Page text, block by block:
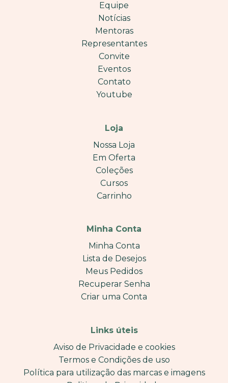
Equipe
Notícias
Mentoras
Representantes
Convite
Eventos
Contato
Youtube
Loja
Nossa Loja
Em Oferta
Coleções
Cursos
Carrinho
Minha Conta
Minha Conta
Lista de Desejos
Meus Pedidos
Recuperar Senha
Criar uma Conta
Links úteis
Aviso de Privacidade e cookies
Termos e Condições de uso
Política para utilização das marcas e imagens